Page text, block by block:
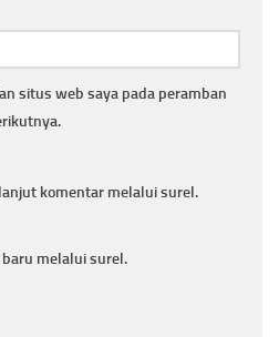
situs web saya pada peramban
komentar melalui surel.
melalui surel.